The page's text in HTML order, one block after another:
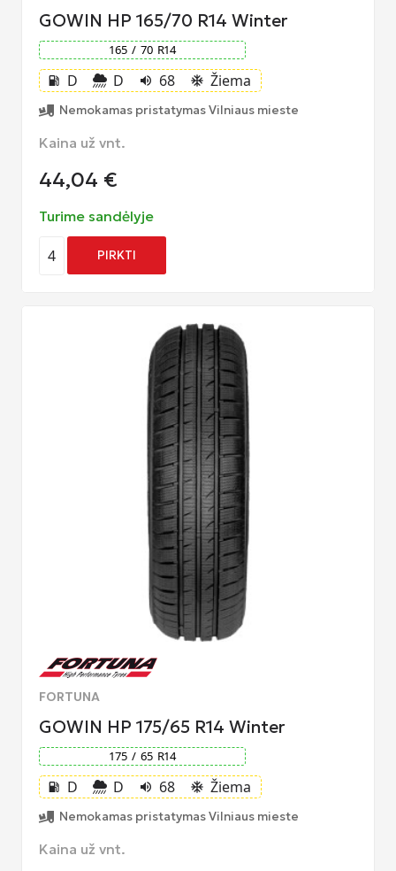
GOWIN HP 165/70 R14 Winter
165 / 70 R14
local_gas_station D D volume_up 68 ac_unit Žiema
Nemokamas pristatymas Vilniaus mieste
Kaina už vnt.
44,04 €
Turime sandėlyje
4 PIRKTI
FORTUNA
GOWIN HP 175/65 R14 Winter
175 / 65 R14
local_gas_station D D volume_up 68 ac_unit Žiema
Nemokamas pristatymas Vilniaus mieste
Kaina už vnt.